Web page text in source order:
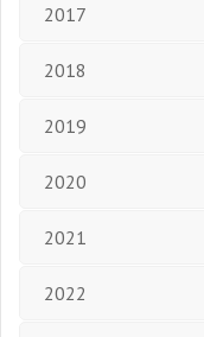
2017
2018
2019
2020
2021
2022